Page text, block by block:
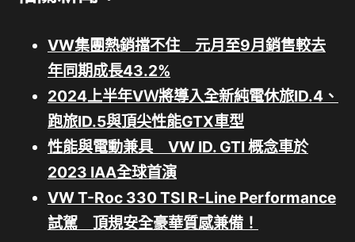
VW集團熱銷擋不住 元月至9月銷售較去
年同期成長43.2%
2024上半年VＷ將導入全新純電休旅ID.4、
跑旅ID.5與頂尖性能GTX車型
性能與電動兼具 VW ID. GTI 概念車於
2023 IAA全球首演
VW T-Roc 330 TSI R-Line Performance
試駕 頂規安全豪華質感兼備！